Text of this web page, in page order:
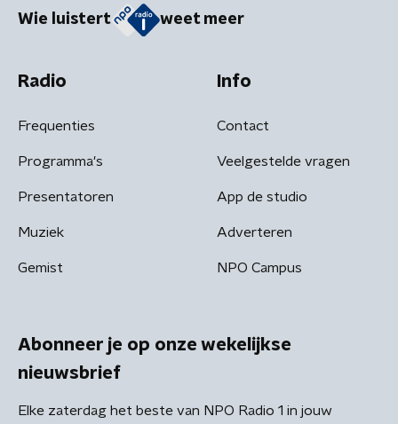
Wie luistert weet meer
Radio
Frequenties
Programma's
Presentatoren
Muziek
Gemist
Info
Contact
Veelgestelde vragen
App de studio
Adverteren
NPO Campus
Abonneer je op onze wekelijkse
nieuwsbrief
Elke zaterdag het beste van NPO Radio 1 in jouw